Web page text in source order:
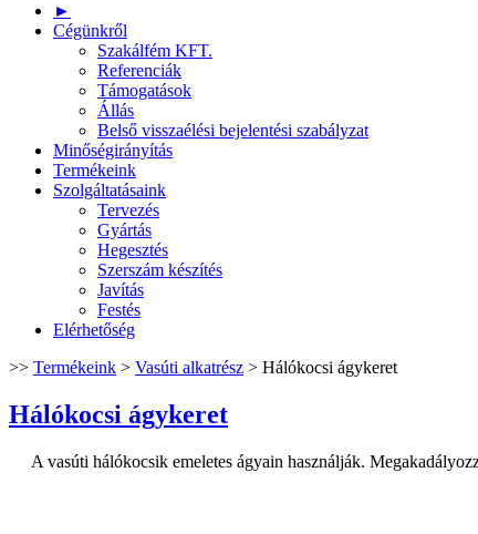
►
Cégünkről
Szakálfém KFT.
Referenciák
Támogatások
Állás
Belső visszaélési bejelentési szabályzat
Minőségirányítás
Termékeink
Szolgáltatásaink
Tervezés
Gyártás
Hegesztés
Szerszám készítés
Javítás
Festés
Elérhetőség
>> Termékeink > Vasúti alkatrész > Hálókocsi ágykeret
Hálókocsi ágykeret
A vasúti hálókocsik emeletes ágyain használják.